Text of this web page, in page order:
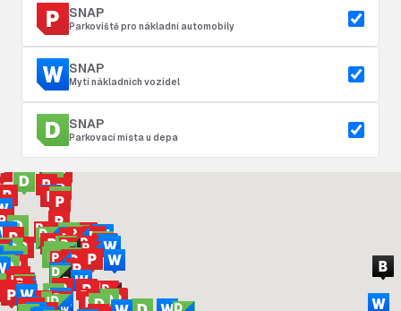
SNAP
Parkoviště pro nákladní automobily
SNAP
Mytí nákladních vozidel
SNAP
Parkovací místa u depa